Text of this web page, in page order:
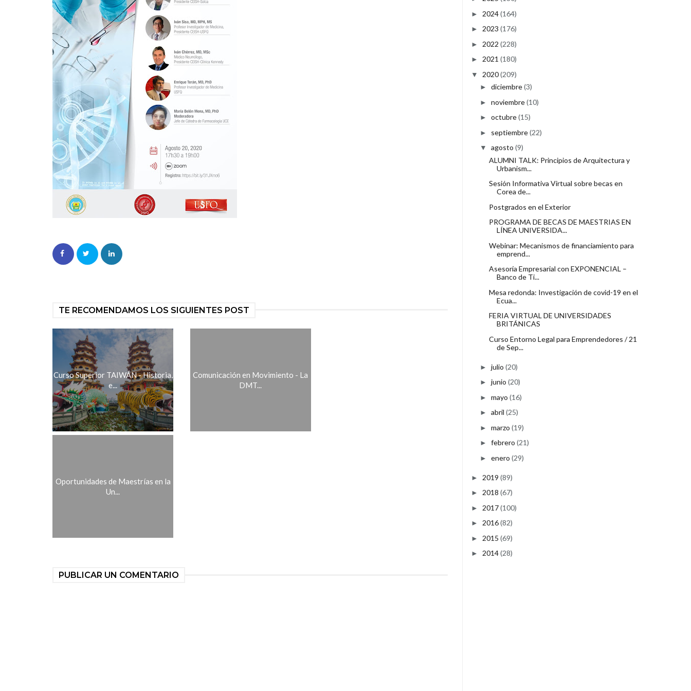
TE RECOMENDAMOS LOS SIGUIENTES POST
Curso Superior TAIWÁN - Historia,
e...
Comunicación en Movimiento - La
DMT...
Oportunidades de Maestrías en la
Un...
PUBLICAR UN COMENTARIO
► 2024(164)
► 2023 (176)
► 2022 (228)
► 2021 (180)
▼ 2020(209)
► diciembre(3)
► noviembre(10)
► octubre(15)
► septiembre(22)
▼ agosto (9)
ALUMNI TALK: Principios de Arquitectura y
Urbanism...
Sesión Informativa Virtual sobre becas en
Corea de...
Postgrados en el Exterior
PROGRAMA DE BECAS DE MAESTRIAS EN
LÍNEA UNIVERSIDA...
Webinar: Mecanismos de financiamiento para
emprend...
Asesoría Empresarial con EXPONENCIAL –
Banco de Ti...
Mesa redonda: Investigación de covid-19 en el
Ecua...
FERIA VIRTUAL DE UNIVERSIDADES
BRITÁNICAS
Curso Entorno Legal para Emprendedores / 21
de Sep...
► julio (20)
► junio (20)
► mayo (16)
► abril (25)
► marzo (19)
► febrero (21)
► enero (29)
► 2019 (89)
► 2018 (67)
► 2017(100)
► 2016(82)
► 2015 (69)
► 2014(28)